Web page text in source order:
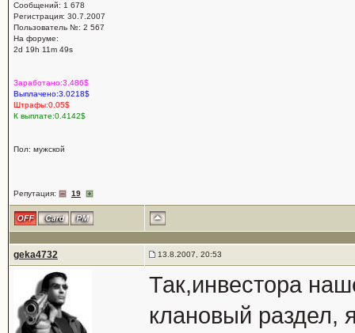
Сообщений: 1 678
Регистрация: 30.7.2007
Пользователь №: 2 567
На форуме:
2d 19h 11m 49s
Заработано:3.486$
Выплачено:3.0218$
Штрафы:0.05$
К выплате:0.4142$
Пол: мужской
Репутация: 19
geka4732 13.8.2007, 20:53
Так,инвестора
клановый раздел,